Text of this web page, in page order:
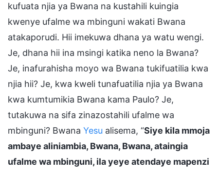
kufuata njia ya Bwana na kustahili kuingia
kwenye ufalme wa mbinguni wakati Bwana
atakaporudi. Hii imekuwa dhana ya watu wengi.
Je, dhana hii ina msingi katika neno la Bwana?
Je, inafurahisha moyo wa Bwana tukifuatilia kwa
njia hii? Je, kwa kweli tunafuatilia njia ya Bwana
kwa kumtumikia Bwana kama Paulo? Je,
tutakuwa na sifa zinazostahili ufalme wa
mbinguni? Bwana Yesu alisema, “Siye kila mmoja
ambaye aliniambia, Bwana, Bwana, ataingia
ufalme wa mbinguni, ila yeye atendaye mapenzi